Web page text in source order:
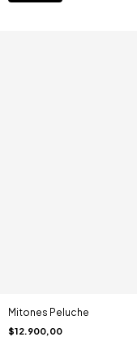
Mitones Peluche
$12.900,00